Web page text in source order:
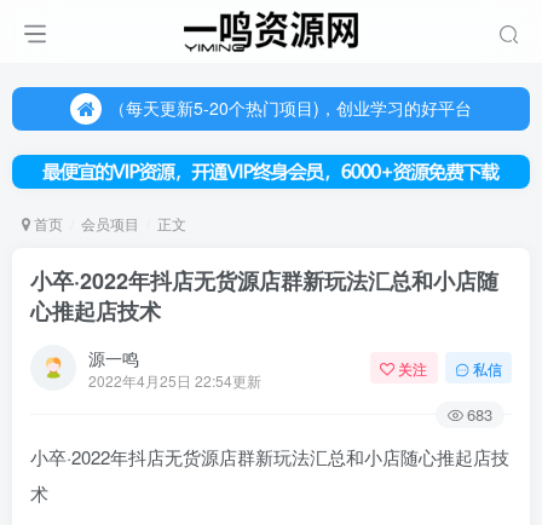
（每天更新5-20个热门项目)，创业学习的好平台
欢迎访问一鸣资源网，本站汇集数千网创课程和项目
（每天更新5-20个热门项目)，创业学习的好平台
欢迎访问一鸣资源网，本站汇集数千网创课程和项目
首页 会员项目 正文
小卒·2022年抖店无货源店群新玩法汇总和小店随
心推起店技术
源一鸣
2022年4月25日 22:54更新
关注 私信
683
小卒·2022年抖店无货源店群新玩法汇总和小店随心推起店技
术